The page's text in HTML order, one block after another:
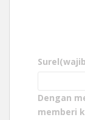
Surel
Dengan
memberi